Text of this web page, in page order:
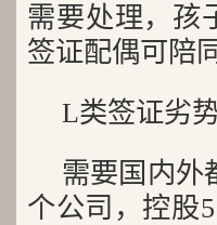
需要处理，孩
签证配偶可陪
L类签证劣势
需要国内外
个公司，控股